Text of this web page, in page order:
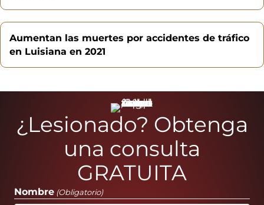
Aumentan las muertes por accidentes de tráfico
en Luisiana en 2021
¿Lesionado? Obtenga
una consulta
GRATUITA
Nombre (Obligatorio)